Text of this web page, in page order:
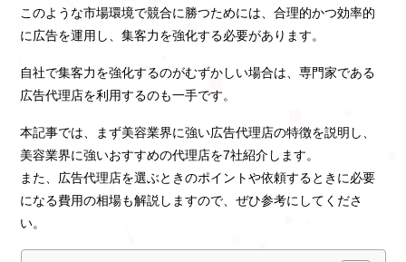
このような市場環境で競合に勝つためには、合理的かつ効率的
に広告を運用し、集客力を強化する必要があります。
自社で集客力を強化するのがむずかしい場合は、専門家である
広告代理店を利用するのも一手です。
本記事では、まず美容業界に強い広告代理店の特徴を説明し、
美容業界に強いおすすめの代理店を7社紹介します。
また、広告代理店を選ぶときのポイントや依頼するときに必要
になる費用の相場も解説しますので、ぜひ参考にしてくださ
い。